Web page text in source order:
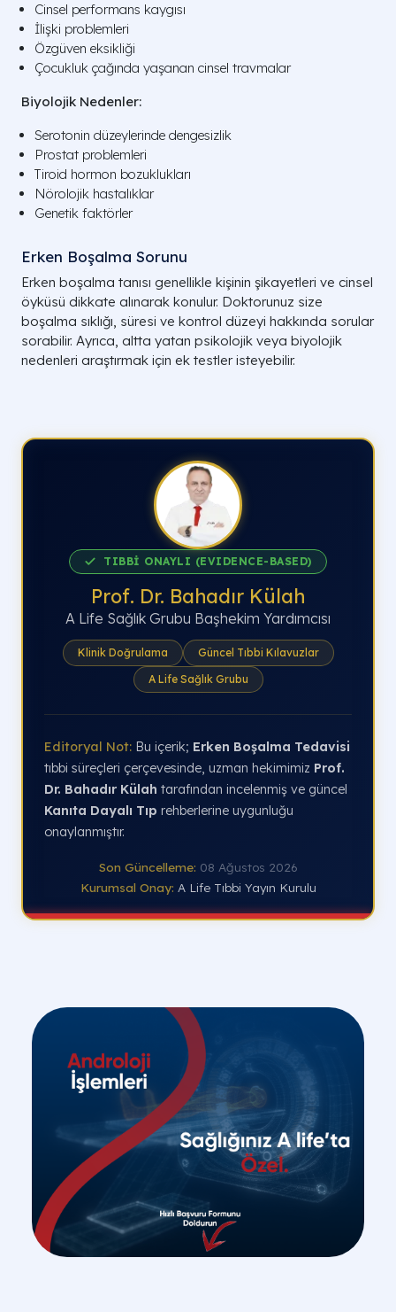
Cinsel performans kaygısı
İlişki problemleri
Özgüven eksikliği
Çocukluk çağında yaşanan cinsel travmalar
Biyolojik Nedenler:
Serotonin düzeylerinde dengesizlik
Prostat problemleri
Tiroid hormon bozuklukları
Nörolojik hastalıklar
Genetik faktörler
Erken Boşalma Sorunu
Erken boşalma tanısı genellikle kişinin şikayetleri ve cinsel
öyküsü dikkate alınarak konulur. Doktorunuz size
boşalma sıklığı, süresi ve kontrol düzeyi hakkında sorular
sorabilir. Ayrıca, altta yatan psikolojik veya biyolojik
nedenleri araştırmak için ek testler isteyebilir.
TIBBİ ONAYLI (EVIDENCE-BASED)
Prof. Dr. Bahadır Külah
A Life Sağlık Grubu Başhekim Yardımcısı
Klinik Doğrulama
Güncel Tıbbi Kılavuzlar
A Life Sağlık Grubu
Editoryal Not: Bu içerik; Erken Boşalma Tedavisi
tıbbi süreçleri çerçevesinde, uzman hekimimiz Prof.
Dr. Bahadır Külah tarafından incelenmiş ve güncel
Kanıta Dayalı Tıp rehberlerine uygunluğu
onaylanmıştır.
Son Güncelleme: 08 Ağustos 2026
Kurumsal Onay: A Life Tıbbi Yayın Kurulu